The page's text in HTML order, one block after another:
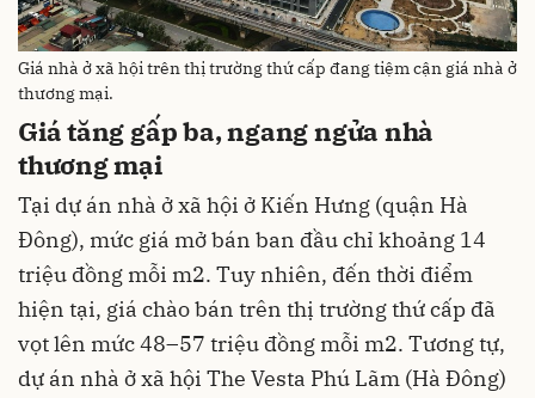
Giá nhà ở xã hội trên thị trường thứ cấp đang tiệm cận giá nhà ở
thương mại.
Giá tăng gấp ba, ngang ngửa nhà
thương mại
Tại dự án nhà ở xã hội ở Kiến Hưng (quận Hà
Đông), mức giá mở bán ban đầu chỉ khoảng 14
triệu đồng mỗi m2. Tuy nhiên, đến thời điểm
hiện tại, giá chào bán trên thị trường thứ cấp đã
vọt lên mức 48–57 triệu đồng mỗi m2. Tương tự,
dự án nhà ở xã hội The Vesta Phú Lãm (Hà Đông)